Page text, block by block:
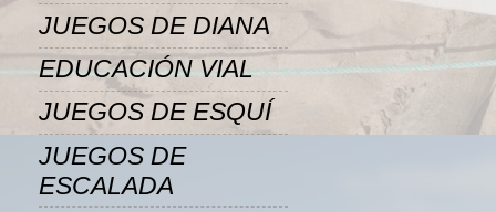
JUEGOS DE DIANA
EDUCACIÓN VIAL
JUEGOS DE ESQUÍ
JUEGOS DE
ESCALADA